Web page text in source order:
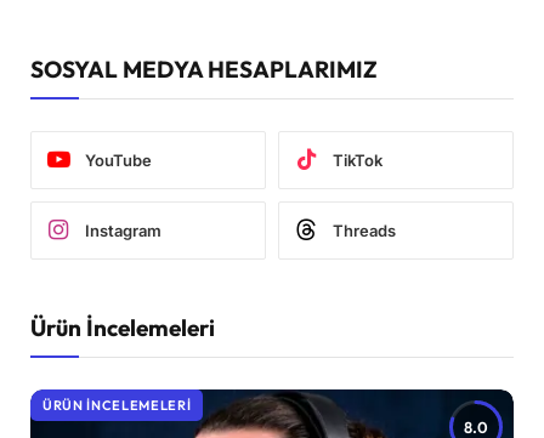
SOSYAL MEDYA HESAPLARIMIZ
YouTube TikTok
Instagram Threads
Ürün İncelemeleri
8.0
ÜRÜN İNCELEMELERI